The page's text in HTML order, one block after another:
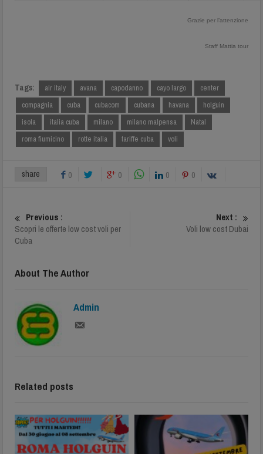
Grazie per l’attenzione
Staff Mattia tour
Tags: air italy avana capodanno cayo largo
center
compagnia
cuba cubacom cubana havana
holguin
isola
italia cuba milano milano malpensa
Natal
roma fiumicino
rotte italia tariffe cuba voli
share 0 0 0 0
Previous :
Scopri le offerte low cost voli per
Cuba
Next :
Voli low cost Dubai
About The Author
Admin
Related posts